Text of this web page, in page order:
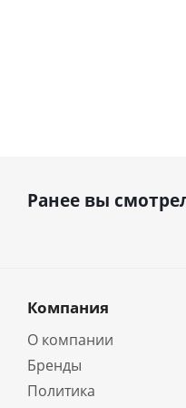
Ранее вы
Компания
О компании
Бренды
Политика